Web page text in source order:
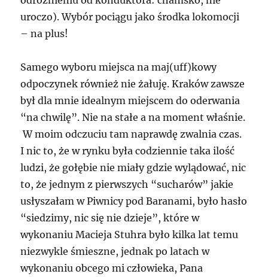
uroczo). Wybór pociągu jako środka lokomocji
– na plus!
Samego wyboru miejsca na maj(uff)kowy
odpoczynek również nie żałuję. Kraków zawsze
był dla mnie idealnym miejscem do oderwania
“na chwilę”. Nie na stałe a na moment właśnie.
W moim odczuciu tam naprawdę zwalnia czas.
I nic to, że w rynku była codziennie taka ilość
ludzi, że gołębie nie miały gdzie wylądować, nic
to, że jednym z pierwszych “sucharów” jakie
usłyszałam w Piwnicy pod Baranami, było hasło
“siedzimy, nic się nie dzieje”, które w
wykonaniu Macieja Stuhra było kilka lat temu
niezwykle śmieszne, jednak po latach w
wykonaniu obcego mi człowieka, Pana